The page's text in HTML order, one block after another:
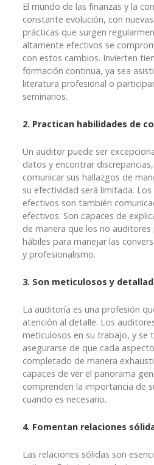
El mundo de las finanzas y la
constante evolución, con
prácticas que surgen
altamente efectivos se
con estos cambios. Invierten
formación continua, ya sea
literatura profesional o
seminarios.
2. Practican habilidades de
Un auditor puede ser
datos y encontrar
comunicar sus hallazgos de
su efectividad será limitada.
efectivos son también
efectivos. Son capaces de
de manera que los no
hábiles para manejar las
y profesionalismo.
3. Son meticulosos y
La auditoría es una profesión
atención al detalle. Los
meticulosos en su trabajo, y se
asegurarse de que cada
completado de manera
capaces de ver el panorama
comprenden la importancia de
cuando es necesario.
4. Fomentan relaciones
Las relaciones sólidas son